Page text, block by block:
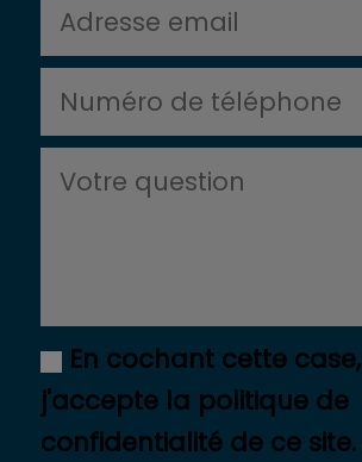
En cochant cette case,
j'accepte la politique de
confidentialité de ce site.